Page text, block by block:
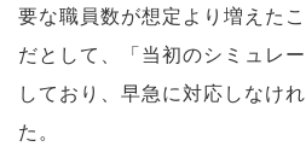
要な職員数が想定より増えた
だとして、「当初のシミュレ
しており、早急に対応しなけ
た。